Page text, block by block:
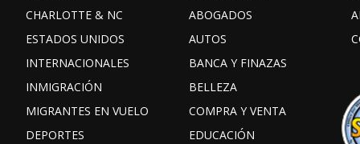
CHARLOTTE & NC
ESTADOS UNIDOS
INTERNACIONALES
INMIGRACIÓN
MIGRANTES EN VUELO
DEPORTES
ABOGADOS
AUTOS
BANCA Y FINAZAS
BELLEZA
COMPRA Y VENTA
EDUCACIÓN